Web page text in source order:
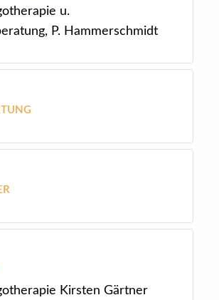
u.
P. Hammerschmidt
Kirsten Gärtner